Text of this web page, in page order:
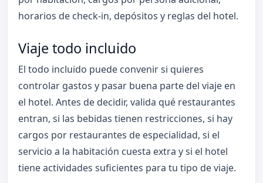
horarios de check-in, depósitos y reglas del hotel.
Viaje todo incluido
El todo incluido puede convenir si quieres
controlar gastos y pasar buena parte del viaje en
el hotel. Antes de decidir, valida qué restaurantes
entran, si las bebidas tienen restricciones, si hay
cargos por restaurantes de especialidad, si el
servicio a la habitación cuesta extra y si el hotel
tiene actividades suficientes para tu tipo de viaje.